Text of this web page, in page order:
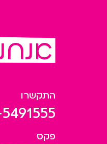
התקשרו
פקס